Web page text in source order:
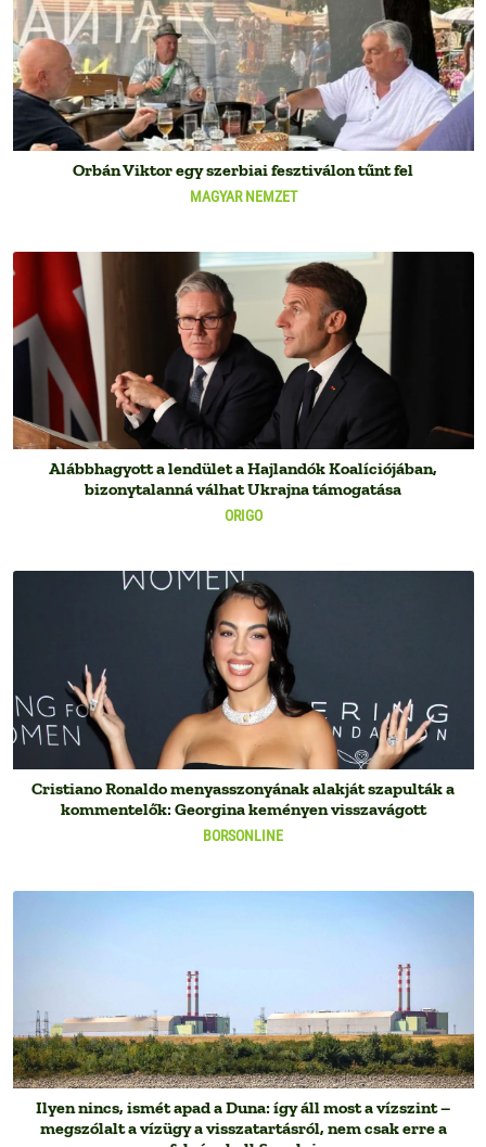
MAGYAR NEMZET
Orbán Viktor egy szerbiai fesztiválon tűnt fel
ORIGO
Alábbhagyott a lendület a Hajlandók Koalíciójában,
bizonytalanná válhat Ukrajna támogatása
BORSONLINE
Cristiano Ronaldo menyasszonyának alakját szapulták a
kommentelők: Georgina keményen visszavágott
Ilyen nincs, ismét apad a Duna: így áll most a vízszint –
megszólalt a vízügy a visszatartásról, nem csak erre a